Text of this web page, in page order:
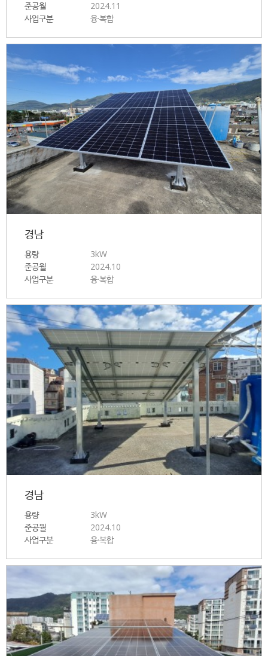
준공월
2024.11
사업구분
융·복합
경남
용량
3kW
준공월
2024.10
사업구분
융·복합
경남
용량
3kW
준공월
2024.10
사업구분
융·복합